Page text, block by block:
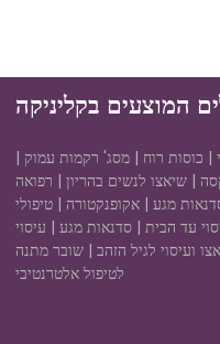
המוצעים בקליניקה
| כוסות רוח | מסג' רקמות עמוק |
| שיאצו לנשים בהריון | רפואה
מגע | אקופנקטורה | טיפולי
עד הבית | סדנאות מגע | עיסוי
ועיסוי לגיל הזהב | שובר מתנה
לטיפול אלטרנטיבי